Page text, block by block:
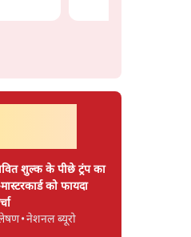
खबरें
शुल्क के पीछे ट्रंप का
को फायदा
•नेशनल ब्यूरो